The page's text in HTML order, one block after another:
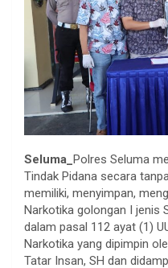
Seluma_ Polres Seluma
Tindak Pidana secara
memiliki, menyimpan,
Narkotika golongan I jenis
dalam pasal 112 ayat (1)
Narkotika yang dipimpin
Tatar Insan, SH dan